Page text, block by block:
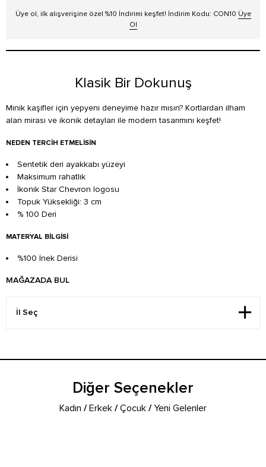
Üye ol, ilk alışverişine özel %10 İndirimi keşfet! İndirim Kodu: CON10 Üye
Ol
Klasik Bir Dokunuş
Minik kaşifler için yepyeni deneyime hazır mısın? Kortlardan ilham
alan mirası ve ikonik detayları ile modern tasarımını keşfet!
NEDEN TERCIH ETMELISIN
Sentetik deri ayakkabı yüzeyi
Maksimum rahatlık
İkonik Star Chevron logosu
Topuk Yüksekliği: 3 cm
% 100 Deri
MATERYAL BILGISI
%100 İnek Derisi
MAĞAZADA BUL
Diğer Seçenekler
Kadın /Erkek /Çocuk /Yeni Gelenler